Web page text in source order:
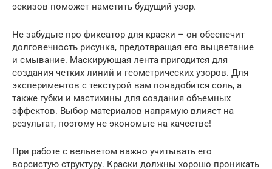
эскизов поможет наметить будущий узор.
Не забудьте про фиксатор для краски – он обеспечит
долговечность рисунка, предотвращая его выцветание
и смывание. Маскирующая лента пригодится для
создания четких линий и геометрических узоров. Для
экспериментов с текстурой вам понадобится соль, а
также губки и мастихины для создания объемных
эффектов. Выбор материалов напрямую влияет на
результат, поэтому не экономьте на качестве!
При работе с вельветом важно учитывать его
ворсистую структуру. Краски должны хорошо проникать